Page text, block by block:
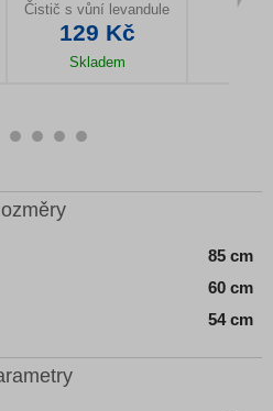
Čistič s vůní levandule
129 Kč
Skladem
85 cm
60 cm
54 cm